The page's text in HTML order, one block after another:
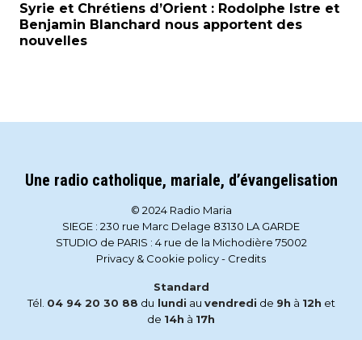
Syrie et Chrétiens d’Orient : Rodolphe Istre et
Benjamin Blanchard nous apportent des
nouvelles
Une radio catholique, mariale, d’évangelisation
© 2024 Radio Maria
SIEGE : 230 rue Marc Delage 83130 LA GARDE
STUDIO de PARIS : 4 rue de la Michodière 75002
Privacy & Cookie policy- Credits
Standard
Tél. 04 94 20 30 88 du lundi au vendredi de 9h à 12h et
de 14h à 17h